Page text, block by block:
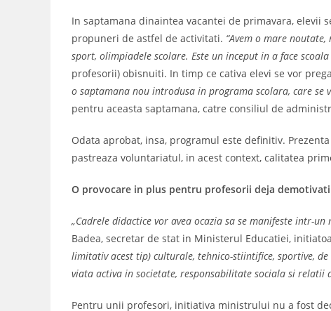
In saptamana dinaintea vacantei de primavara,
propuneri de astfel de activitati. “Avem o mare
sport, olimpiadele scolare. Este un inceput in a face
profesorii) obisnuiti. In timp ce cativa elevi se vor
o saptamana nou introdusa in programa scolara, care
pentru aceasta saptamana, catre consiliul de
Odata aprobat, insa, programul este definitiv.
pastreaza voluntariatul, in acest context, calitatea
O provocare in plus pentru profesorii deja
„Cadrele didactice vor avea ocazia sa se manifeste intr-
Badea, secretar de stat in Ministerul Educatiei,
limitativ acest tip) culturale, tehnico-stiintifice, sportive,
viata activa in societate, responsabilitate sociala si relatii
Pentru unii profesori, initiativa ministrului nu a fost